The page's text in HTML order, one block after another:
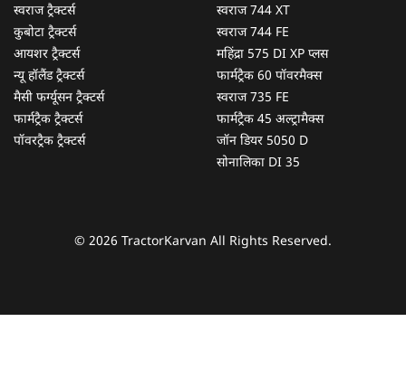
स्वराज ट्रैक्टर्स
कुबोटा ट्रैक्टर्स
आयशर ट्रैक्टर्स
न्यू हॉलैंड ट्रैक्टर्स
मैसी फर्ग्यूसन ट्रैक्टर्स
फार्मट्रैक ट्रैक्टर्स
पॉवरट्रैक ट्रैक्टर्स
स्वराज 744 XT
स्वराज 744 FE
महिंद्रा 575 DI XP प्लस
फार्मट्रैक 60 पॉवरमैक्स
स्वराज 735 FE
फार्मट्रैक 45 अल्ट्रामैक्स
जॉन डियर 5050 D
सोनालिका DI 35
© 2026 TractorKarvan All Rights Reserved.